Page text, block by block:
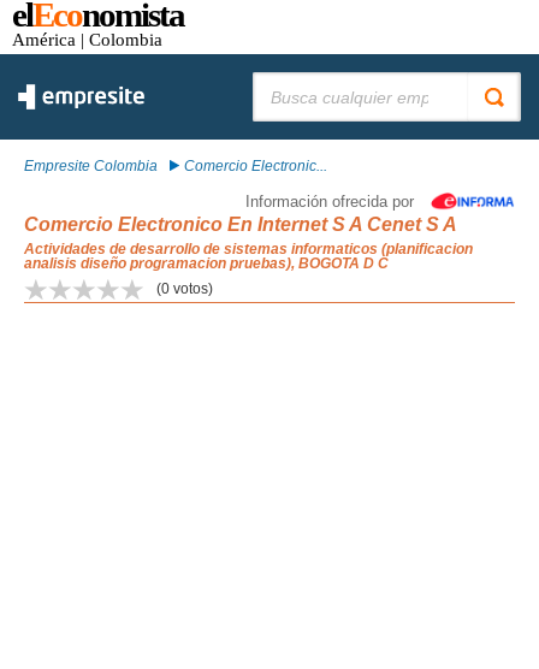
elEconomista
América | Colombia
Empresite Colombia Comercio Electronic...
Información ofrecida por
Comercio Electronico En Internet S A Cenet S A
Actividades de desarrollo de sistemas informaticos (planificacion
analisis diseño programacion pruebas), BOGOTA D C
(0 votos)